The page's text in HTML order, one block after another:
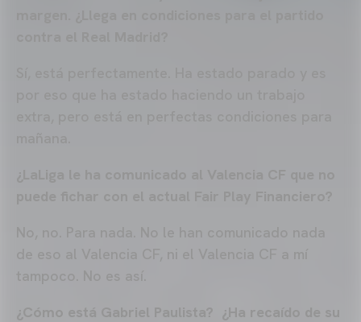
¿Cómo está Gabriel Paulista? ¿Ha recaído de su